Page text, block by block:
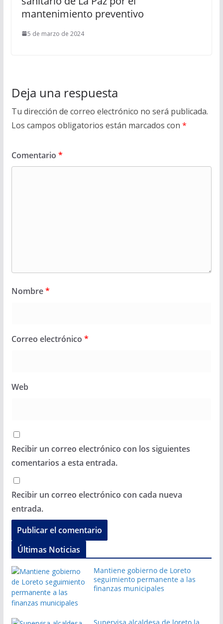
mantenimiento preventivo
5 de marzo de 2024
Deja una respuesta
Tu dirección de correo electrónico no será publicada.
Los campos obligatorios están marcados con *
Comentario *
Nombre*
Correo electrónico *
Web
Recibir un correo electrónico con los siguientes
comentarios a esta entrada.
Recibir un correo electrónico con cada nueva
entrada.
Últimas Noticias
Mantiene gobierno de Loreto
seguimiento permanente a las
finanzas municipales